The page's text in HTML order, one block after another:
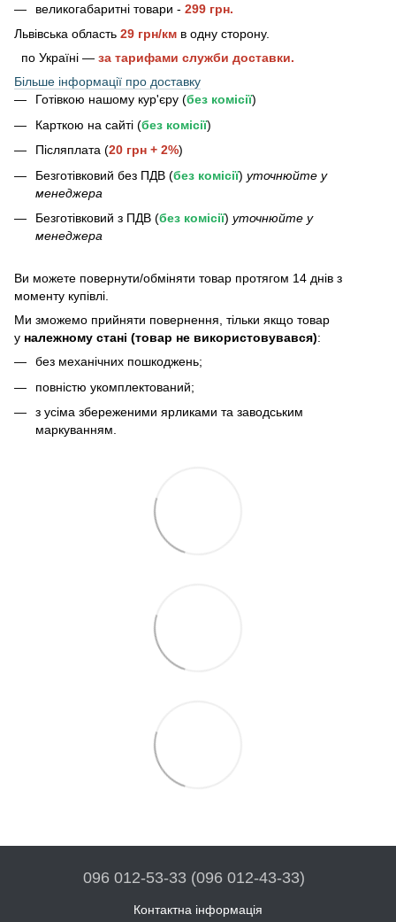
великогабаритні товари - 299 грн.
Львівська область 29 грн/км в одну сторону.
по Україні — за тарифами служби доставки.
Більше інформації про доставку
Готівкою нашому кур'єру (без комісії)
Карткою на сайті (без комісії)
Післяплата (20 грн + 2%)
Безготівковий без ПДВ (без комісії) уточнюйте у
менеджера
Безготівковий з ПДВ (без комісії) уточнюйте у
менеджера
Bи можете повернути/обміняти товар протягом 14 днів з
моменту купівлі.
Ми зможемо прийняти повернення, тільки якщо товар
у належному стані (товар не використовувався):
без механічних пошкоджень;
повністю укомплектований;
з усіма збереженими ярликами та заводським
маркуванням.
096 012-53-33 (096 012-43-33)
Контактна інформація